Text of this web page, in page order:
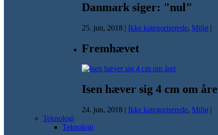
Danmark siger: "nul"
25. jun, 2018 | Ikke kategoriserede, Miljø |
Fremhævet
Isen hæver sig 4 cm om
24. jun, 2018 | Ikke kategoriserede, Miljø |
Teknologi
Teknologi